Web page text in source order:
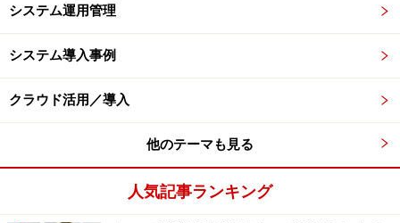
おり、Googleアドワーズ広告の強力なライバル出現で
つまり「Office Live Basics」で新しくWebサイトを作っ
構築したことになります。潜在的広告主というマイクロ
ソフトにとっては未来の顧客を作ることになります。ロ
ングテールのテール部分をまず作ってしまおうという壮
大な戦略です。
システム運用管理
システム導入事例
クラウド活用／導入
他のテーマも見る
人気記事ランキング